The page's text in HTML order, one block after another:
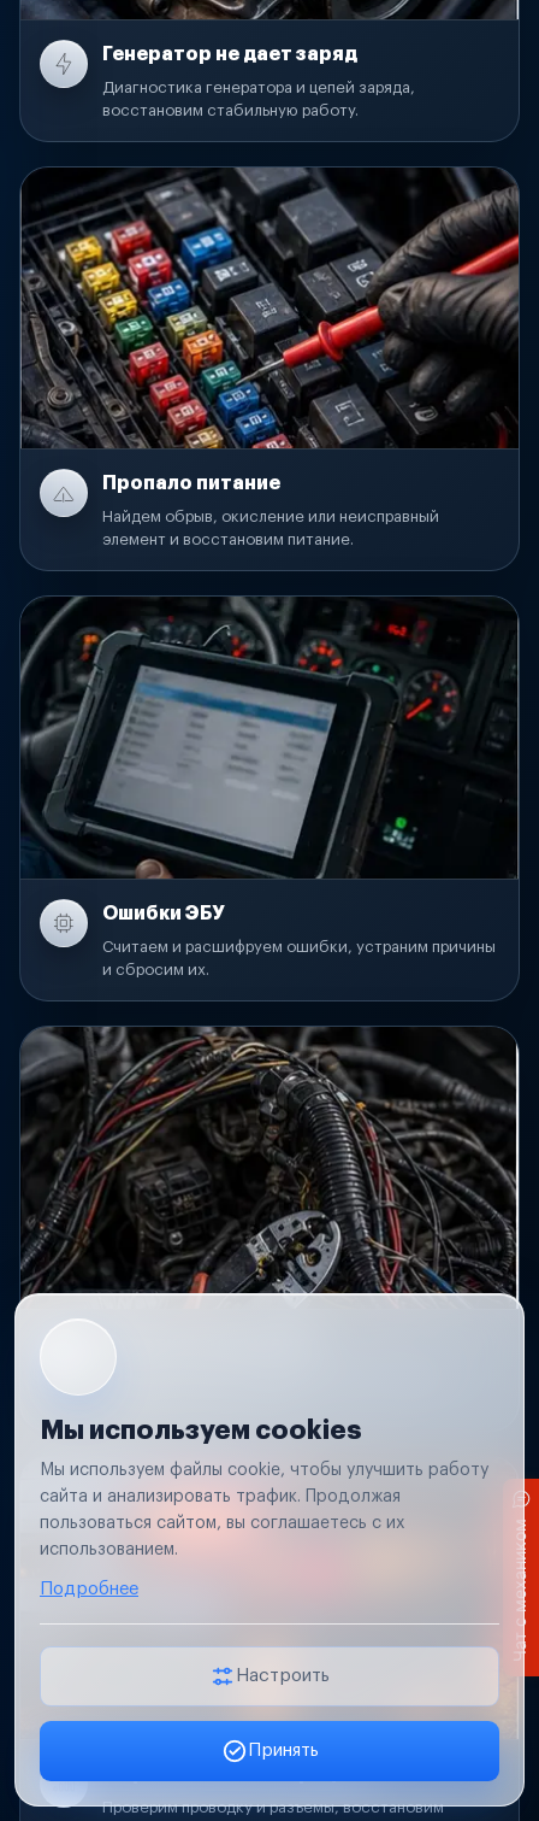
Генератор не дает заряд
Диагностика генератора и цепей заряда,
восстановим стабильную работу.
Пропало питание
Найдем обрыв, окисление или неисправный
элемент и восстановим питание.
Ошибки ЭБУ
Считаем и расшифруем ошибки, устраним причины
и сбросим их.
Короткое замыкание
Обнаружим место замыкания, восстановим
Проверим проводку и разъемы, восстановим
Мы используем cookies
Мы используем файлы cookie, чтобы улучшить работу
сайта и анализировать трафик. Продолжая
пользоваться сайтом, вы соглашаетесь с их
использованием.
Подробнее
Настроить
Принять
Заявка онлайн
Чат с механиком